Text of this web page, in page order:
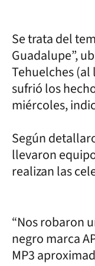
Se trata del
Guadalupe”,
Tehuelches (al
sufrió los
miércoles,
Según
llevaron
realizan las
“Nos robaron
negro marca
MP3